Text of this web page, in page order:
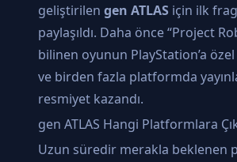
geliştirilen gen ATLAS için ilk
paylaşıldı. Daha önce “Project
bilinen oyunun PlayStation’a özel
ve birden fazla platformda
resmiyet kazandı.
gen ATLAS Hangi Platformlara
Uzun süredir merakla beklenen